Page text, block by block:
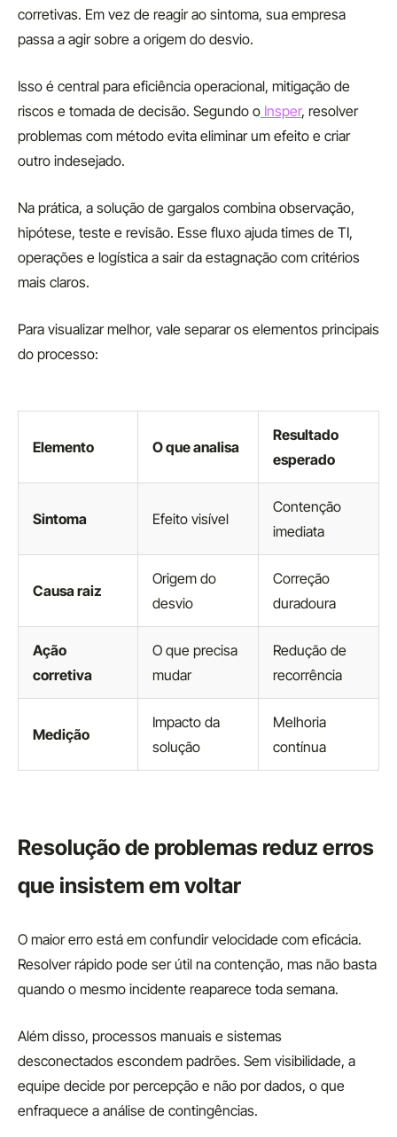
corretivas. Em vez de reagir ao sintoma, sua empresa
passa a agir sobre a origem do desvio.
Isso é central para eficiência operacional, mitigação de
riscos e tomada de decisão. Segundo o Insper, resolver
problemas com método evita eliminar um efeito e criar
outro indesejado.
Na prática, a solução de gargalos combina observação,
hipótese, teste e revisão. Esse fluxo ajuda times de TI,
operações e logística a sair da estagnação com critérios
mais claros.
Para visualizar melhor, vale separar os elementos principais
do processo:
Elemento O que analisa
Resultado
esperado
Sintoma Efeito visível
Contenção
imediata
Causa raiz
Origem do
desvio
Correção
duradoura
Ação
corretiva
O que precisa
mudar
Redução de
recorrência
Medição
Impacto da
solução
Melhoria
contínua
Resolução de problemas reduz erros
que insistem em voltar
O maior erro está em confundir velocidade com eficácia.
Resolver rápido pode ser útil na contenção, mas não basta
quando o mesmo incidente reaparece toda semana.
Além disso, processos manuais e sistemas
desconectados escondem padrões. Sem visibilidade, a
equipe decide por percepção e não por dados, o que
enfraquece a análise de contingências.